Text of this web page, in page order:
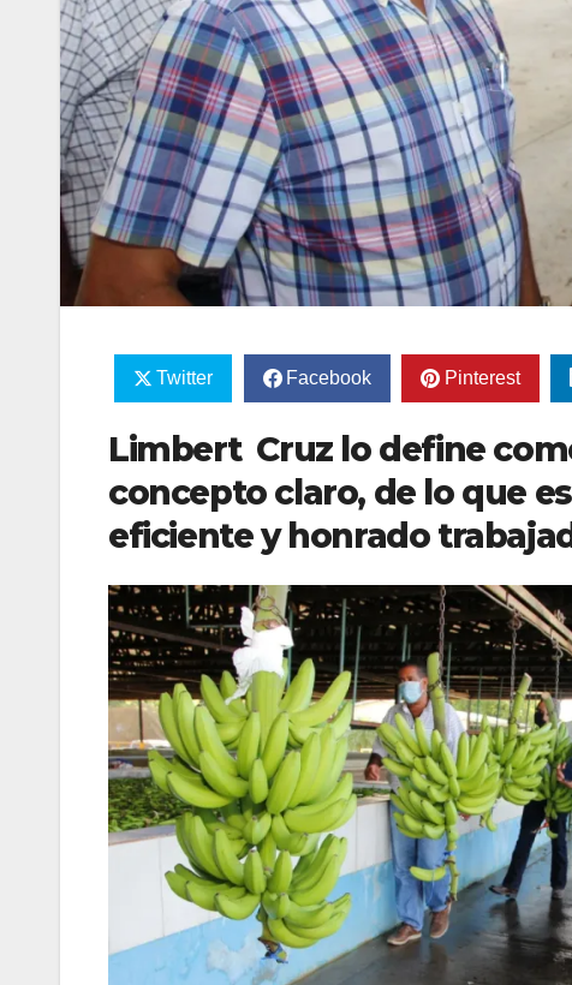
Twitter Facebook Pinterest
Limbert Cruz lo define
concepto claro, de lo que
eficiente y honrado